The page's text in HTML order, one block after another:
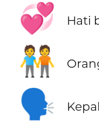
💞 Hati
🧑‍🤝‍🧑
🗣️